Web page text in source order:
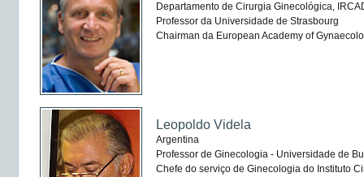
Departamento de Cirurgia Ginecológica,
Professor da Universidade de Strasbourg
Chairman da European Academy of
Leopoldo Videla
Argentina
Professor de Ginecologia - Universidade de
Chefe do serviço de Ginecologia do Instituto